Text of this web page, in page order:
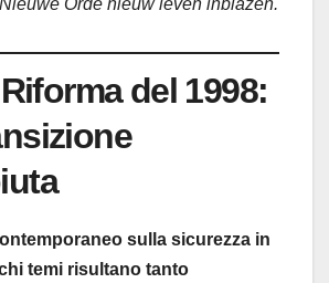
del 1998:
sulla sicurezza in
temi risultano tanto